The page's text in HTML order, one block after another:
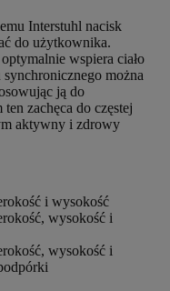
Interstuhl nacisk
do użytkownika.
wspiera ciało
można
ją do
zachęca do częstej
aktywny i zdrowy
i wysokość
wysokość i
wysokość i